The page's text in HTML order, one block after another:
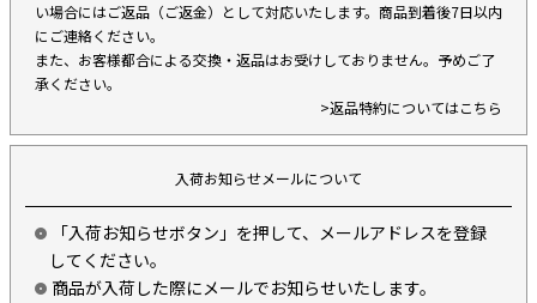
い場合にはご返品（ご返金）として対応いたします。商品到着後7日以内
にご連絡ください。
また、お客様都合による交換・返品はお受けしておりません。予めご了
承ください。
>返品特約についてはこちら
入荷お知らせメールについて
「入荷お知らせボタン」を押して、メールアドレスを登録
してください。
商品が入荷した際にメールでお知らせいたします。